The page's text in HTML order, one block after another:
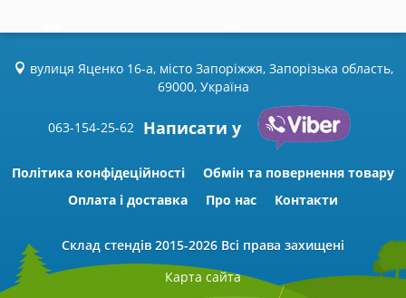
вулиця Яценко 16-а, місто Запоріжжя, Запорізька область,
69000, Україна
063-154-25-62 Написати у
Політика конфідеційності
Обмін та повернення товару
Оплата і доставка
Про нас Контакти
Склад стендів 2015-2026 Всі права захищені
Карта сайта